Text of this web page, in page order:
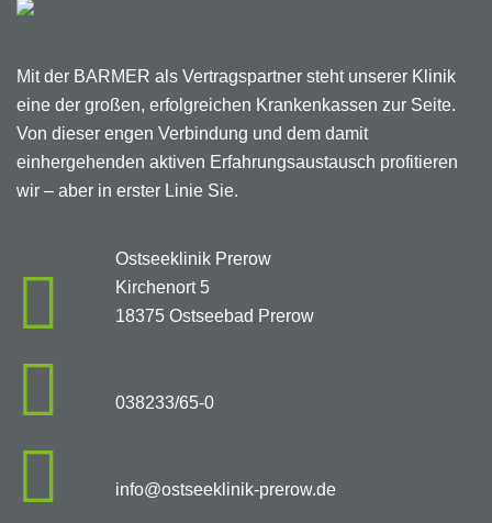
Mit der BARMER als Vertragspartner steht unserer Klinik
eine der großen, erfolgreichen Krankenkassen zur Seite.
Von dieser engen Verbindung und dem damit
einhergehenden aktiven Erfahrungsaustausch profitieren
wir – aber in erster Linie Sie.
Ostseeklinik Prerow
Kirchenort 5
18375 Ostseebad Prerow
038233/65-0
info@ostseeklinik-prerow.de